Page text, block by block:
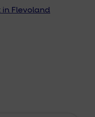
in Flevoland